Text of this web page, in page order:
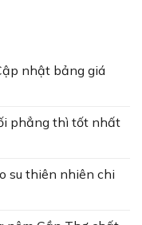
nhật bảng giá
phẳng thì tốt nhất
su thiên nhiên chi